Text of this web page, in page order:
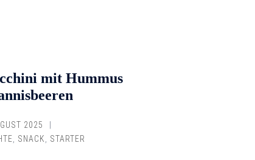
mit Hummus
2025
, SNACK, STARTER